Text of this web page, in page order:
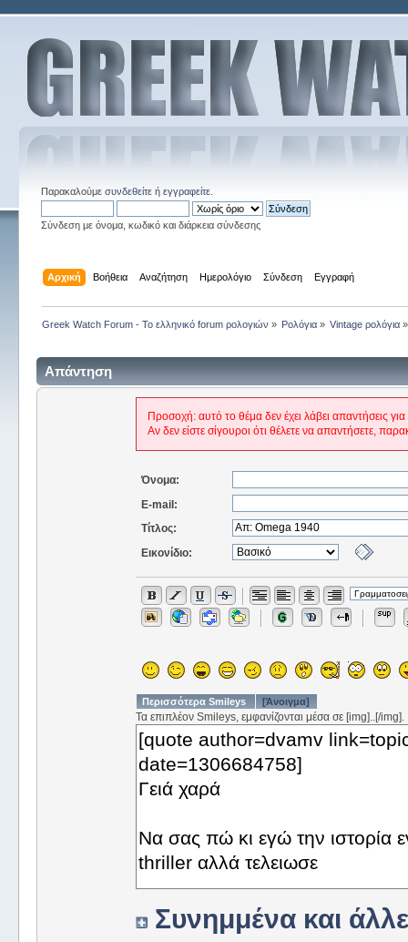
Παρακαλούμε συνδεθείτεή εγγραφείτε.
Σύνδεση με όνομα, κωδικό και διάρκεια σύνδεσης
Αρχική Βοήθεια Αναζήτηση Ημερολόγιο Σύνδεση Εγγραφή
Greek Watch Forum - Το ελληνικό forum ρολογιών » Ρολόγια » Vintage ρολόγια »
Απάντηση
Προσοχή: αυτό το θέμα δεν έχει λάβει απαντήσεις
Αν δεν είστε σίγουροι ότι θέλετε να απαντήσετε,
Όνομα:
E-mail:
Τίτλος:
Εικονίδιο:
Περισσότερα Smileys [Άνοιγμα]
Τα επιπλέον Smileys, εμφανίζονται μέσα σε [img]..[/img].
Συνημμένα και